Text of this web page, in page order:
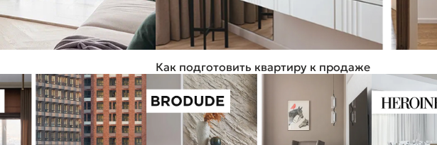
Как подготовить квартиру к продаже